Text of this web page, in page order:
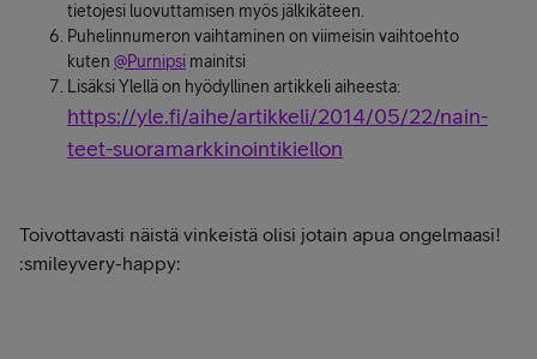
tietojesi luovuttamisen myös jälkikäteen.
Puhelinnumeron vaihtaminen on viimeisin vaihtoehto
kuten @Purnipsi mainitsi
Lisäksi Ylellä on hyödyllinen artikkeli aiheesta:
https://yle.fi/aihe/artikkeli/2014/05/22/nain-
teet-suoramarkkinointikiellon
Toivottavasti näistä vinkeistä olisi jotain apua ongelmaasi!
:smileyvery-happy: